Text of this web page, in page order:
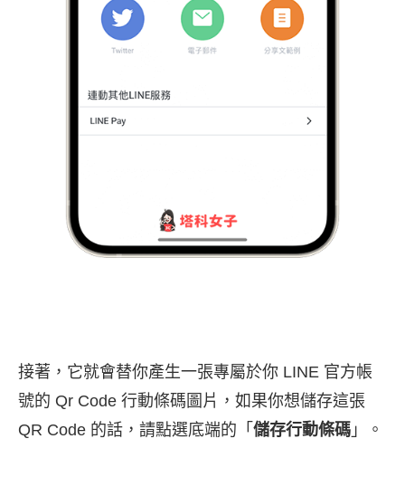
接著，它就會替你產生一張專屬於你 LINE 官方帳
號的 Qr Code 行動條碼圖片，如果你想儲存這張
QR Code 的話，請點選底端的「 儲存行動條碼 」。